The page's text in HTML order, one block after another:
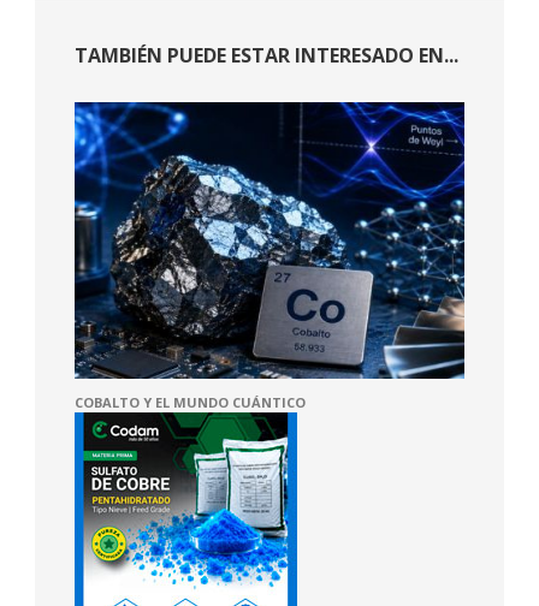
TAMBIÉN PUEDE ESTAR INTERESADO EN...
COBALTO Y EL MUNDO CUÁNTICO